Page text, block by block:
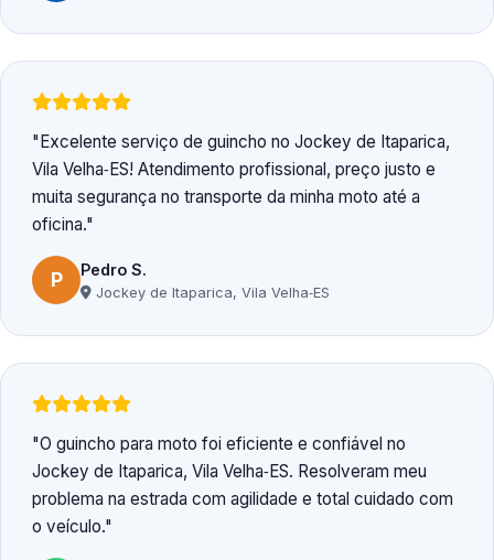
Excelente serviço de guincho no Jockey de Itaparica,
Vila Velha‑ES! Atendimento profissional, preço justo e
muita segurança no transporte da minha moto até a
oficina.
P Pedro S.
Jockey de Itaparica, Vila Velha‑ES
O guincho para moto foi eficiente e confiável no
Jockey de Itaparica, Vila Velha‑ES. Resolveram meu
problema na estrada com agilidade e total cuidado com
o veículo.